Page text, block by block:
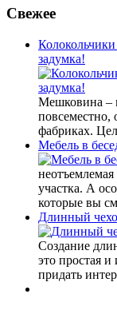
Свежее
задумка!
Мешковина –
повсеместно,
фабриках.
Мебель в
участка. А
которые вы
Длинный
Создание
это простая и
придать